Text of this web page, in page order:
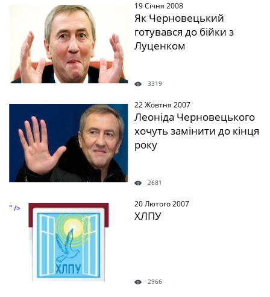
19 Січня 2008
Як Черновецький
готувався до бійки з
Луценком
3319
22 Жовтня 2007
Леоніда Черновецького
хочуть замінити до кінця
року
2681
" /> 20 Лютого 2007
ХЛПУ
2966